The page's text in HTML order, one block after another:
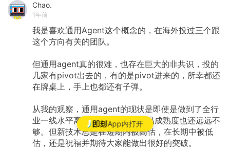
App内打开
Chao.
1年前
我是喜欢通用Agent这个概念的，在海外投过三个跟
这个方向有关的团队。
但通用agent真的很难，也存在巨大的非共识，投的
几家有pivot出去的，有的是pivot进来的，所幸都还
在牌桌上，手上也都还有子弹。
从我的观察，通用agent的现状是即使是做到了全行
业一线水平离pmf也还很远，产品成熟度也还远远不
够。但新技术总是在短期内被高估，在长期中被低
估，还是祝福并期待大家能做出很好的突破。